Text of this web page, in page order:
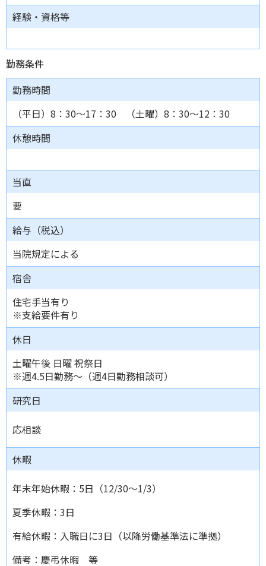
経験・資格等
勤務条件
勤務時間
（平日）8：30～17：30 （土曜）8：30～12：30
休憩時間
当直
要
給与（税込）
当院規定による
宿舎
住宅手当有り
※支給要件有り
休日
土曜午後 日曜 祝祭日
※週4.5日勤務～（週4日勤務相談可）
研究日
応相談
休暇
年末年始休暇：5日（12/30～1/3）
夏季休暇：3日
有給休暇：入職日に3日（以降労働基準法に準拠）
備考：慶弔休暇 等